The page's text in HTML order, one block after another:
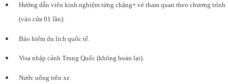
Hướng dẫn viên kinh nghiệm từng chặng+ vé tham quan theo chương trình
(vào cửa 01 lần).
Bảo hiểm du lịch quốc tế.
Visa nhập cảnh Trung Quốc (không hoàn lại).
Nước uống trên xe.